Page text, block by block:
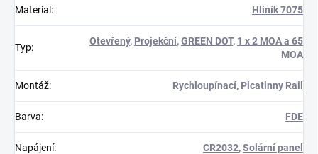
Material : Hliník 7075
Typ:
Otevřený, Projekční,GREEN DOT, 1 x 2 MOA a 65
MOA
Montáž: Rychloupínací, Picatinny Rail
Barva: FDE
Napájení: CR2032,Solární panel